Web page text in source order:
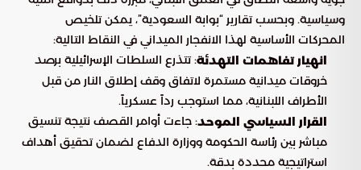
وسياسية. وبحسب تقارير “بوابة السعودية”، يمكن تلخيص
المحركات الأساسية لهذا الانفجار الميداني في النقاط التالية:
انهيار تفاهمات التهدئة: تتذرع السلطات الإسرائيلية برصد
خروقات ميدانية مستمرة لاتفاق وقف إطلاق النار من قبل
الأطراف اللبنانية، مما استوجب رداً عسكرياً.
القرار السياسي الموحد: جاءت أوامر القصف نتيجة تنسيق
مباشر بين رئاسة الحكومة ووزارة الدفاع لضمان تحقيق أهداف
استراتيجية محددة بدقة.